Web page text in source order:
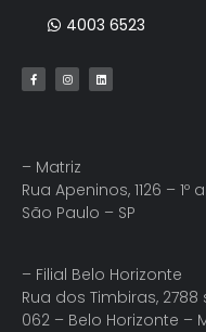
4003 6523
– Matriz
Rua Apeninos, 1126 –
São Paulo – SP
– Filial Belo Horizonte
Rua dos Timbiras, 2788
062 – Belo Horizonte –